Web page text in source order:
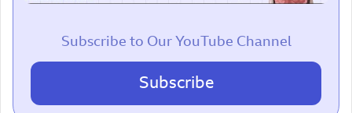
Subscribe to Our YouTube Channel
Subscribe